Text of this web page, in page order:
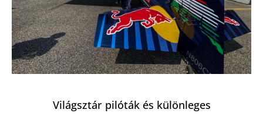
Világsztár pilóták és különleges